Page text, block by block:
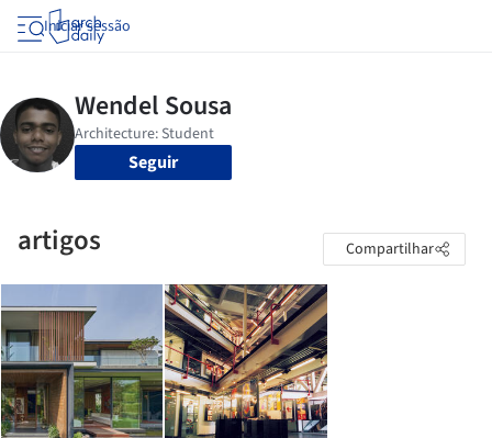
Iniciar sessão
Seguir
artigos Compartilhar